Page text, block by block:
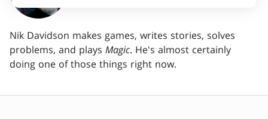
Nik Davidson makes games, writes stories, solves
problems, and plays Magic. He's almost certainly
doing one of those things right now.